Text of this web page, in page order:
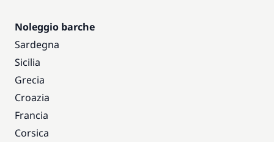
Noleggio barche
Sardegna
Sicilia
Grecia
Croazia
Francia
Corsica